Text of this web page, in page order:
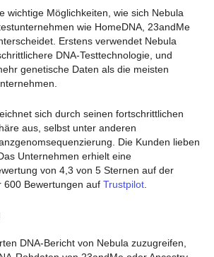
wichtige Möglichkeiten, wie sich Nebula
wie HomeDNA, 23andMe
Erstens verwendet Nebula
DNA-Testtechnologie, und
genetische Daten als die meisten
sich durch seinen fortschrittlichen
aus, selbst unter anderen
Die Kunden lieben
Unternehmen erhielt eine
von 4,3 von 5 Sternen auf der
600 Bewertungen auf Trustpilot
DNA-Bericht von Nebula zuzugreifen,